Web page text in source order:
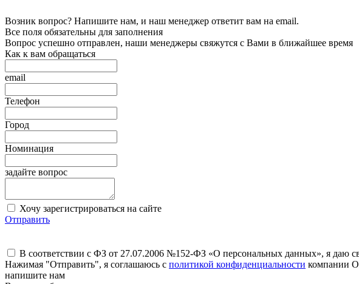
Возник вопрос? Напишите нам, и наш менеджер ответит вам на email.
Все поля обязательны для заполнения
Вопрос успешно отправлен, наши менеджеры свяжутся с Вами в ближайшее время
Как к вам обращаться
email
Телефон
Город
Номинация
задайте вопрос
Хочу зарегистрироваться на сайте
Отправить
В соответствии с ФЗ от 27.07.2006 №152-ФЗ «О персональных данных», я
Нажимая "Отправить", я соглашаюсь с политикой конфиденциальности компании
напишите нам